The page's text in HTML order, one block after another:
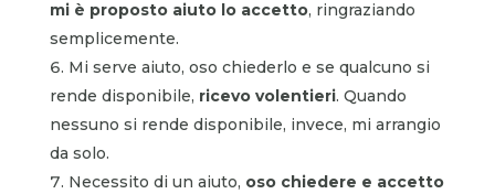
mi è proposto aiuto lo accetto, ringraziando
semplicemente.
Mi serve aiuto, oso chiederlo e se qualcuno si
rende disponibile, ricevo volentieri. Quando
nessuno si rende disponibile, invece, mi arrangio
da solo.
Necessito di un aiuto, oso chiedere e accetto